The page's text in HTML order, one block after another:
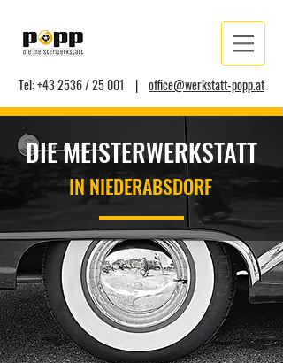
Tel: +43 2536 / 25 001 | office@werkstatt-popp.at
DIE MEISTERWERKSTATT
IN NIEDERABSDORF